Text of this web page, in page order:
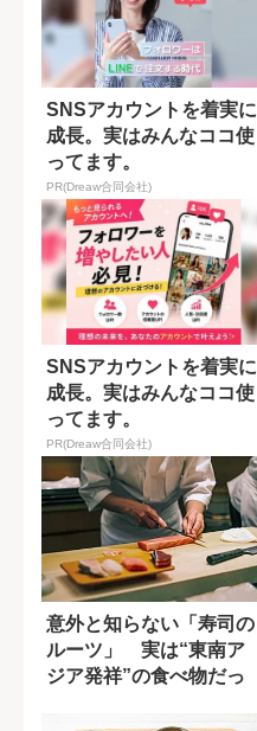
SNSアカウントを着実に
成長。実はみんなココ使
ってます。
PR(Dreaw合同会社)
SNSアカウントを着実に
成長。実はみんなココ使
ってます。
PR(Dreaw合同会社)
意外と知らない「寿司の
ルーツ」 実は“東南ア
ジア発祥”の食べ物だっ